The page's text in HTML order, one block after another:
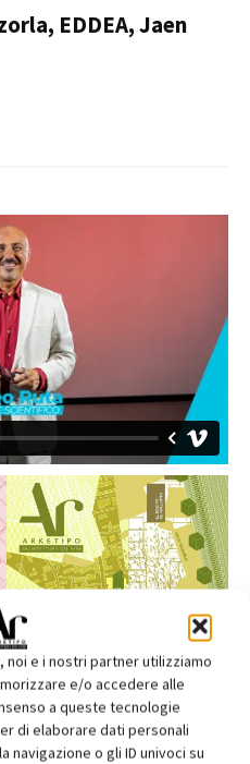
e i nostri partner utilizziamo
e/o accedere alle
a queste tecnologie
di elaborare dati personali
navigazione o gli ID univoci su
EDDEA, Jaen